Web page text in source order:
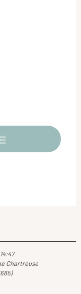
Chartreuse
)